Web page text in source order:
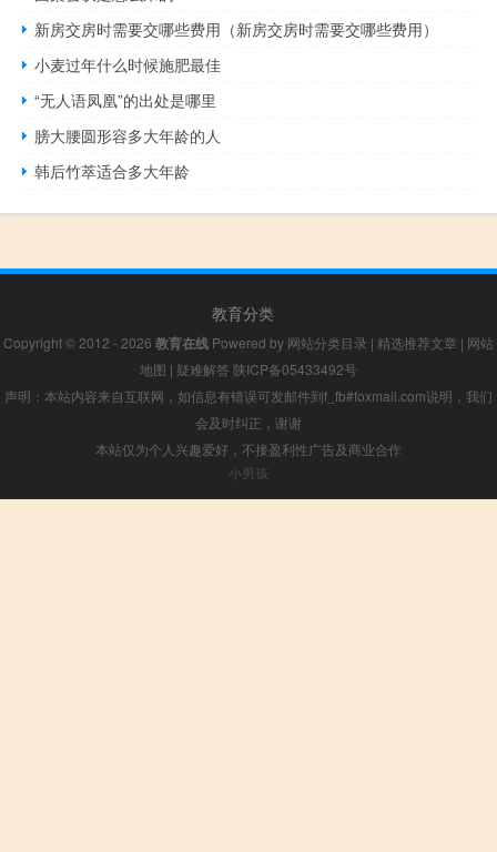
新房交房时需要交哪些费用（新房交房时需要交哪些费用）
小麦过年什么时候施肥最佳
“无人语凤凰”的出处是哪里
膀大腰圆形容多大年龄的人
韩后竹萃适合多大年龄
教育分类
Copyright © 2012 - 2026 教育在线 Powered by 网站分类目录 | 精选推荐文章 | 网站
地图 | 疑难解答 陕ICP备05433492号
声明：本站内容来自互联网，如信息有错误可发邮件到f_fb#foxmail.com说明，我们
会及时纠正，谢谢
本站仅为个人兴趣爱好，不接盈利性广告及商业合作
小男孩